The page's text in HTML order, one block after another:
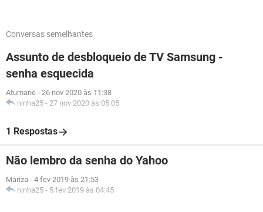
Conversas semelhantes
Assunto de desbloqueio de TV Samsung -
senha esquecida
Atumane - 26 nov 2020 às 11:38
ninha25 - 27 nov 2020 às 05:05
1 Respostas
Não lembro da senha do Yahoo
Mariza - 4 fev 2019 às 21:53
ninha25 - 5 fev 2019 às 04:45